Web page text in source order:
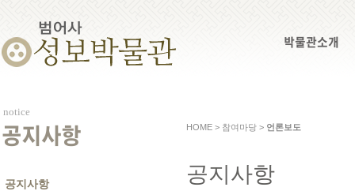
박물관소개
notice
공지사항
공지사항
HOME > 참여마당 > 언론보도
공지사항